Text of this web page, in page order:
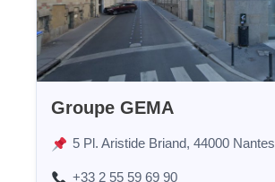
Groupe GEMA
5 Pl. Aristide Briand, 44000 Nantes
+33 2 55 59 69 90